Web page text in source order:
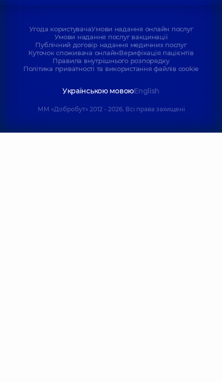
Угода користувачаУмови надання онлайн послуг
Умови надання послуг вакцинації
Публічний договір надання медичних послуг
Куточок споживача онлайнВерифікація пацієнтів
Правила внутрішнього розпорядку
Політика приватності та використання файлів cookie
Українською мовоюEnglish
ММ «Добробут» 2012 - 2026. Всі права захищені